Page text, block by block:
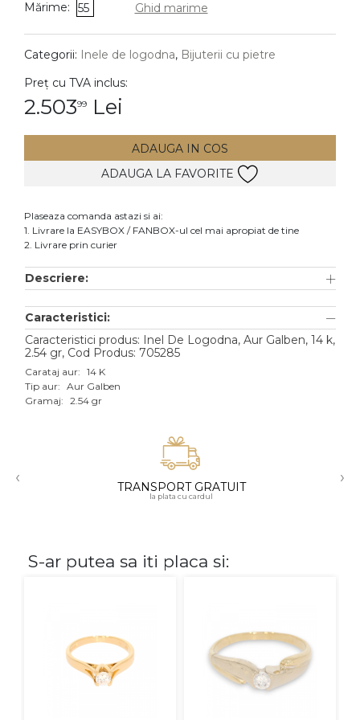
DIAMANTE Vezi toate
Cercei
Accesorii
Aur alb
Aur roz
Aur mixt
18K
Mărime: 55 Ghid marime
Categorii: Inele de logodna, Bijuterii cu pietre
Preț cu TVA inclus:
2.50399 Lei
ADAUGA IN COS
ADAUGA LA FAVORITE
Plaseaza comanda astazi si ai:
1. Livrare la EASYBOX / FANBOX-ul cel mai apropiat de tine
2. Livrare prin curier
Descriere:
Caracteristici:
Caracteristici produs: Inel De Logodna, Aur Galben, 14 k,
2.54 gr, Cod Produs: 705285
Carataj aur: 14 K
Tip aur: Aur Galben
Gramaj: 2.54 gr
‹ TRANSPORT GRATUIT
la plata cu cardul
›
S-ar putea sa iti placa si: